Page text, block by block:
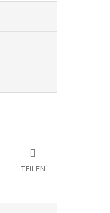
TEILEN